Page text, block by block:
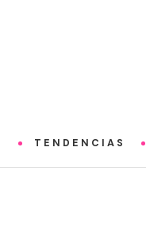
TENDENCIAS